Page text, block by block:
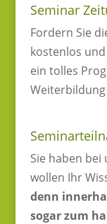
Seminar
Fordern Sie
kostenlos
ein tolles
Sie haben
wollen Ihr
denn
sogar zum